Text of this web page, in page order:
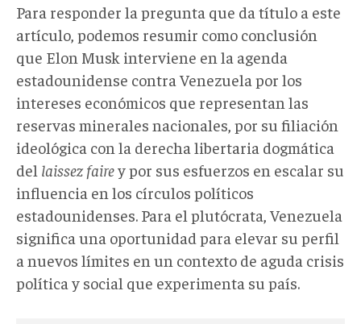
Para responder la pregunta que da título a este
artículo, podemos resumir como conclusión
que Elon Musk interviene en la agenda
estadounidense contra Venezuela por los
intereses económicos que representan las
reservas minerales nacionales, por su filiación
ideológica con la derecha libertaria dogmática
del laissez fairey por sus esfuerzos en escalar su
influencia en los círculos políticos
estadounidenses. Para el plutócrata, Venezuela
significa una oportunidad para elevar su perfil
a nuevos límites en un contexto de aguda crisis
política y social que experimenta su país.